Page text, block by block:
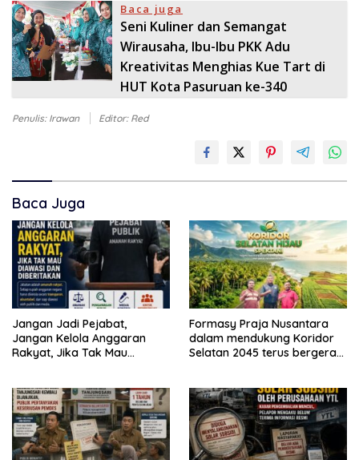
Baca juga
Seni Kuliner dan Semangat
Wirausaha, Ibu-Ibu PKK Adu
Kreativitas Menghias Kue Tart di
HUT Kota Pasuruan ke-340
Penulis: Irawan Editor: Red
Baca Juga
Jangan Jadi Pejabat,
Jangan Kelola Anggaran
Rakyat, Jika Tak Mau
Formasy Praja Nusantara
dalam mendukung Koridor
Selatan 2045 terus bergerak
dengan SPEKTANI